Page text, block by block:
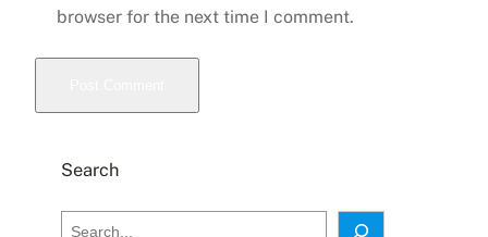
browser for the next time I comment.
Search